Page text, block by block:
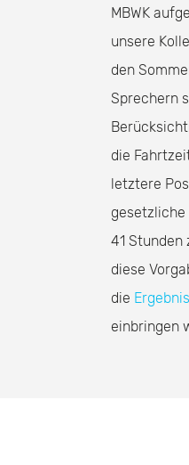
MBWK
unsere
den
Sprechern
die
letztere
gesetzliche
41 Stunden
diese
die
einbringen